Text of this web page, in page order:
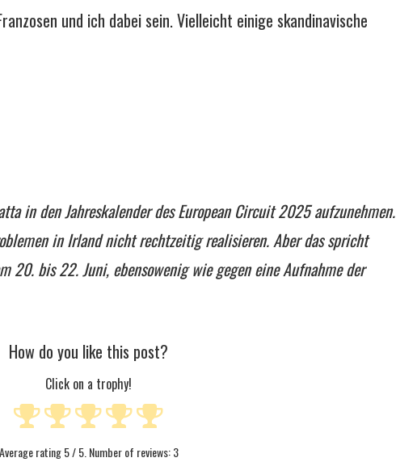
und ich dabei sein. Vielleicht einige skandinavische
in den Jahreskalender des European Circuit 2025 aufzunehmen.
in Irland nicht rechtzeitig realisieren. Aber das spricht
20. bis 22. Juni, ebensowenig wie gegen eine Aufnahme der
How do you like this post?
Click on a trophy!
Average rating5/ 5. Number of reviews:3